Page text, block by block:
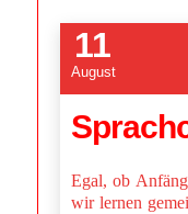
11
August
Egal, ob
wir lernen